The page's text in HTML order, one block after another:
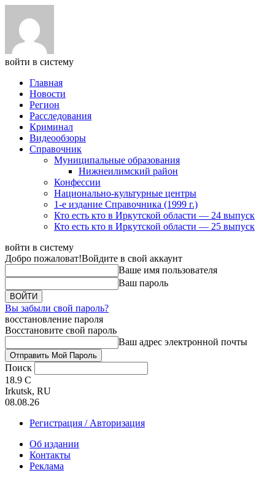
войти в систему
Главная
Новости
Регион
Расследования
Криминал
Видеообзоры
Справочник
Муниципальные образования
Нижнеилимский район
Конфессии
Национально-культурные центры
1-е издание Справочника (1999 г.)
Кто есть кто в Иркутской области — 24 выпуск
Кто есть кто в Иркутской области — 25 выпуск
войти в систему
Добро пожаловат!Войдите в свой аккаунт
Ваше имя пользователя
Ваш пароль
Вы забыли свой пароль?
восстановление пароля
Восстановите свой пароль
Ваш адрес электронной почты
Поиск
18.9 C
Irkutsk, RU
08.08.26
Регистрация / Авторизация
Об издании
Контакты
Реклама